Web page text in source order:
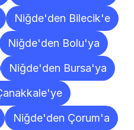
Niğde'den Bilecik'e
Niğde'den Bolu'ya
Niğde'den Bursa'ya
Niğde'den Çorum'a